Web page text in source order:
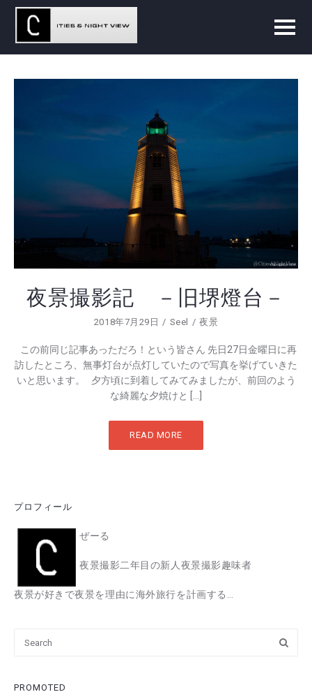
夜景撮影記 －旧堺燈台－
2018年7月29日 Seel 夜景
この前同じ記事あっただろ！という皆さん 先日27日金曜日に再
訪したところ、無事灯台が点灯していたので写真を挙げていきた
いと思います。 夕方頃に到着してみてみましたが、前回のよう
な綺麗な夕焼けと […]
READ MORE
プロフィール
ぜーる
夜景撮影二年目の新人夜景撮影趣味者
夜景が好きで夜景を理由に海外旅行を計画する…
PROMOTED